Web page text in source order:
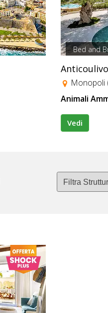
Bed and
Anticoulivo
Monopoli
Animali
Vedi